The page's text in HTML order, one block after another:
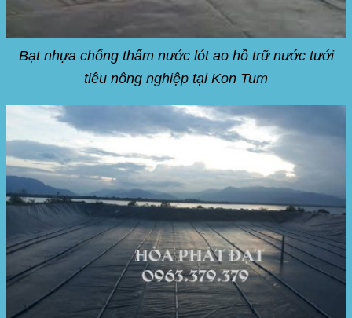
Bạt nhựa chống thấm nước lót ao hồ trữ nước tưới
tiêu nông nghiệp tại Kon Tum